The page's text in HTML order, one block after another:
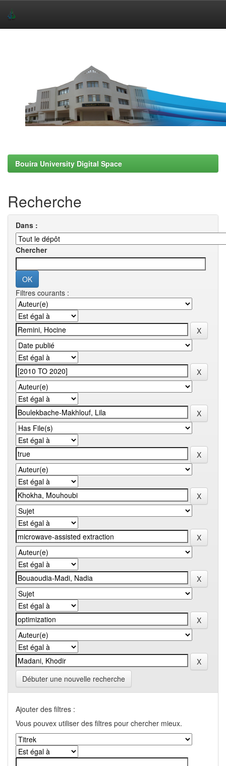
Bouira University Digital Space
Recherche
Dans :
Chercher
Filtres courants :
Débuter une nouvelle recherche
Ajouter des filtres :
Vous pouvex utiliser des filtres pour chercher mieux.